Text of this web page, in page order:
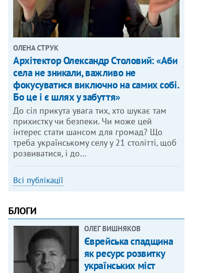
ОЛЕНА СТРУК
Архітектор Олександр Столовий: «Аби
села не зникали, важливо не
фокусуватися виключно на самих собі.
Бо це і є шлях у забуття»
До сіл прикута увага тих, хто шукає там
прихистку чи безпеки. Чи може цей
інтерес стати шансом для громад? Що
треба українському селу у 21 столітті, щоб
розвиватися, і до…
Всі публікації
БЛОГИ
ОЛЕГ ВИШНЯКОВ
Єврейська спадщина
як ресурс розвитку
українських міст